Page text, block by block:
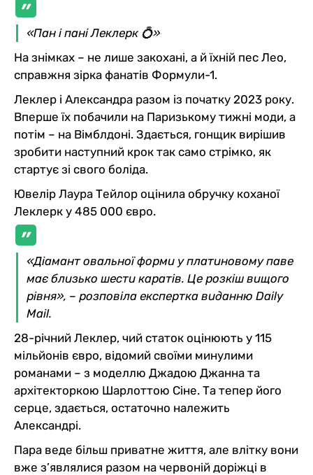
«Пан і пані Леклерк 💍»
На знімках – не лише закохані, а й їхній пес Лео,
справжня зірка фанатів Формули-1.
Леклер і Александра разом із початку 2023 року.
Вперше їх побачили на Паризькому тижні моди, а
потім – на Вімблдоні. Здається, гонщик вирішив
зробити наступний крок так само стрімко, як
стартує зі свого боліда.
Ювелір Лаура Тейлор оцінила обручку коханої
Леклерк у 485 000 євро.
«Діамант овальної форми у платиновому паве
має близько шести каратів. Це розкіш вищого
рівня», – розповіла експертка виданню Daily
Mail.
28-річний Леклер, чий статок оцінюють у 115
мільйонів євро, відомий своїми минулими
романами – з моделлю Джадою Джанна та
архітекторкою Шарлоттою Сіне. Та тепер його
серце, здається, остаточно належить
Александрі.
Пара веде більш приватне життя, але влітку вони
вже з’являлися разом на червоній доріжці в